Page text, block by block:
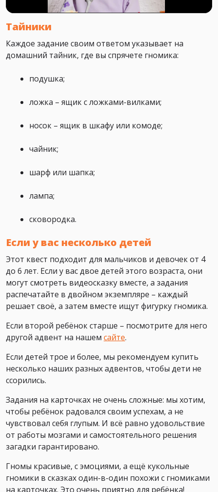
Тайники
Каждое задание своим ответом указывает на
домашний тайник, где вы спрячете гномика:
подушка;
ложка – ящик с ложками-вилками;
носок – ящик в шкафу или комоде;
чайник;
шарф или шапка;
лампа;
сковородка.
Если у вас несколько детей
Этот квест подходит для мальчиков и девочек от 4
до 6 лет. Если у вас двое детей этого возраста, они
могут смотреть видеосказку вместе, а задания
распечатайте в двойном экземпляре – каждый
решает своё, а затем вместе ищут фигурку гномика.
Если второй ребёнок старше – посмотрите для него
другой адвент на нашем сайте.
Если детей трое и более, мы рекомендуем купить
несколько наших разных адвентов, чтобы дети не
ссорились.
Задания на карточках не очень сложные: мы хотим,
чтобы ребёнок радовался своим успехам, а не
чувствовал себя глупым. И всё равно удовольствие
от работы мозгами и самостоятельного решения
загадки гарантировано.
Гномы красивые, с эмоциями, а ещё кукольные
гномики в сказках один-в-один похожи с гномиками
на карточках. Это очень приятно для ребёнка!